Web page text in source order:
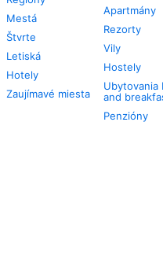
Mestá
Štvrte
Letiská
Hotely
Zaujímavé miesta
Apartmány
Rezorty
Vily
Hostely
Ubytovania
and
Penzióny